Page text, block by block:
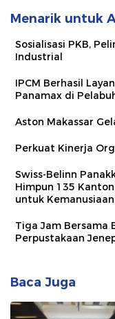
Menarik untuk
Sosialisasi PKB,
Industrial
IPCM Berhasil
Panamax di
Aston Makassar
Perkuat Kinerja
Swiss-Belinn
Himpun 135
untuk Kemanusiaan
Tiga Jam Bersama
Perpustakaan
Baca Juga